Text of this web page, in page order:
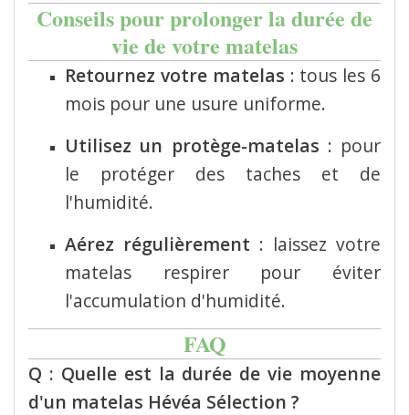
Conseils pour prolonger la durée de
vie de votre matelas
Retournez votre matelas : tous les 6
mois pour une usure uniforme.
Utilisez un protège-matelas : pour
le protéger des taches et de
l'humidité.
Aérez régulièrement : laissez votre
matelas respirer pour éviter
l'accumulation d'humidité.
FAQ
Q : Quelle est la durée de vie moyenne
d'un matelas Hévéa Sélection ?